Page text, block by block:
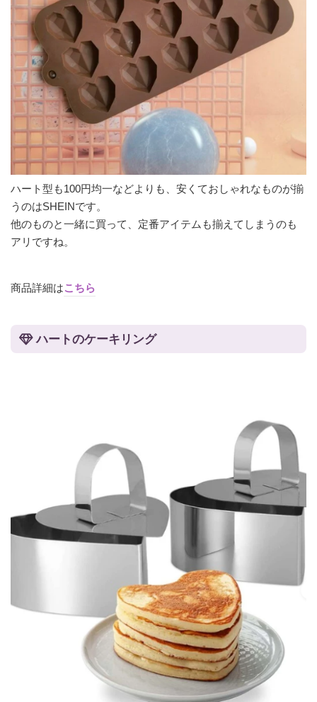
ハート型も100円均一などよりも、安くておしゃれなものが揃
うのはSHEINです。
他のものと一緒に買って、定番アイテムも揃えてしまうのも
アリですね。
商品詳細はこちら
ハートのケーキリング